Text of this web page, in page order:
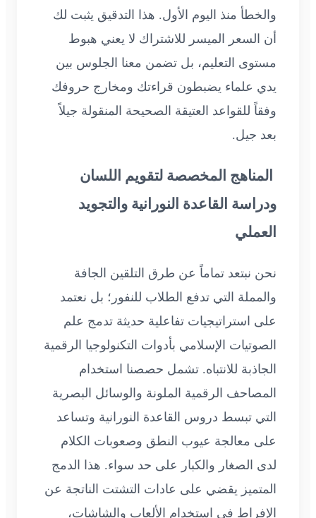
والخطأ منذ اليوم الأول. هذا التدقيق يثبت لك
أن السعر الميسر للاشتراك لا يعني هبوط
مستوى التعليم، بل تضمن معنا الجلوس بين
يدي علماء يضبطون قراءتك ومخارج حروفك
وفقاً للقواعد العتيقة الصحيحة المنقولة جيلاً
بعد جيل.
المناهج المخصصة لتقويم اللسان
ودراسة القاعدة النورانية والتجويد
العملي
نحن نبتعد تماماً عن طرق التلقين الجافة
والمملة التي تدفع الطلاب للنفور؛ بل نعتمد
على استراتيجيات تفاعلية حديثة تدمج علم
الصوتيات الإسلامي بأدوات التكنولوجيا الرقمية
الجاذبة للانتباه. تشمل حصصنا استخدام
المصاحف الرقمية الملونة والوسائل البصرية
التي تبسط دروس القاعدة النورانية وتساعد
على معالجة عيوب النطق وصعوبات الكلام
لدى الصغار والكبار على حد سواء. هذا الدمج
المتميز يقضي على عادات التشتت الناتجة عن
الإفراط في استخدام الألعاب والشاشات،